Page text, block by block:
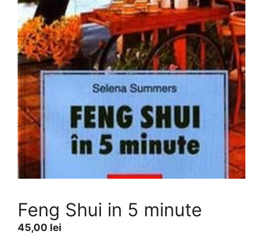
Feng Shui in 5 minute
45,00 lei